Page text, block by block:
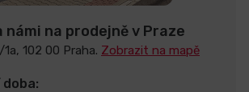
na prodejně v Praze
102 00 Praha. Zobrazit na mapě